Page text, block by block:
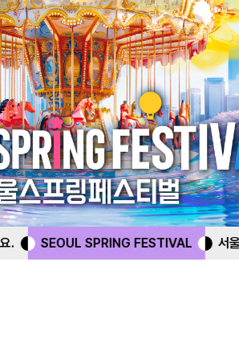
FESTIVAL 서울스프링페스티벌에서 만